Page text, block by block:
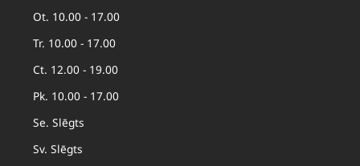
Ot. 10.00 - 17.00
Tr. 10.00 - 17.00
Ct. 12.00 - 19.00
Pk. 10.00 - 17.00
Se. Slēgts
Sv. Slēgts